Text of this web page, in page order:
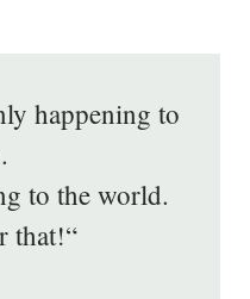
happening to
to the world.
that!“